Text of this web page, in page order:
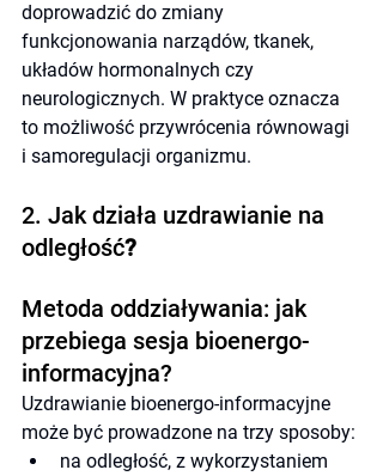
doprowadzić do zmiany
funkcjonowania narządów, tkanek,
układów hormonalnych czy
neurologicznych. W praktyce oznacza
to możliwość przywrócenia równowagi
i samoregulacji organizmu.
2. Jak działa uzdrawianie na
odległość?
Metoda oddziaływania: jak
przebiega sesja bioenergo-
informacyjna?
Uzdrawianie bioenergo-informacyjne
może być prowadzone na trzy sposoby:
na odległość, z wykorzystaniem